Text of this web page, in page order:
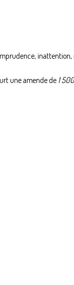
une amende de 1